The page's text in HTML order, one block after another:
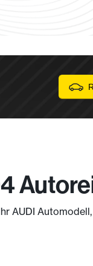
AUDI